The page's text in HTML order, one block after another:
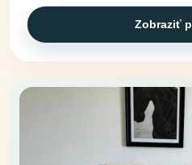
Zobraziť